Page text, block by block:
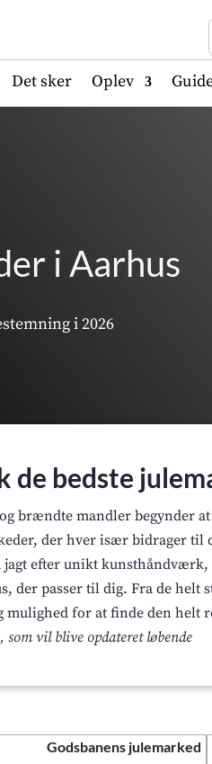
Det sker Oplev
i Aarhus
i 2026
de bedste
brændte mandler begynder
der hver især bidrager til
jagt efter unikt
der passer til dig. Fra de helt
mulighed for at finde den helt
som vil blive opdateret løbende
Godsbanens julemarked